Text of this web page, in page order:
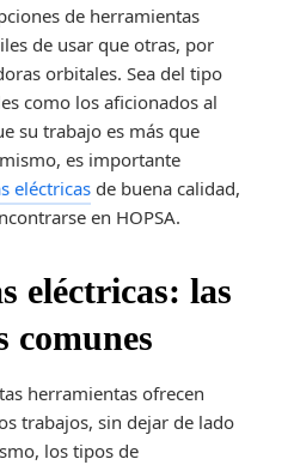
de herramientas
de usar que otras, por
orbitales. Sea del tipo
como los aficionados al
su trabajo es más que
es importante
eléctricas de buena calidad,
en HOPSA.
eléctricas: las
comunes
herramientas ofrecen
trabajos, sin dejar de lado
los tipos de